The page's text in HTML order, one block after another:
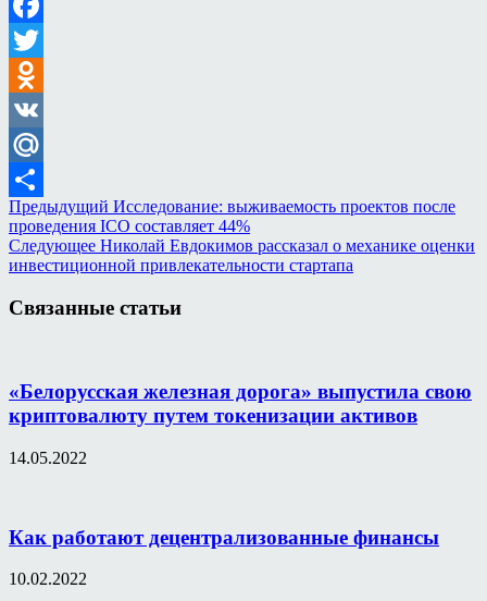
Facebook
Twitter
Odnoklassniki
VK
Mail.Ru
Отправить
Предыдущий Исследование: выживаемость проектов после
проведения ICO составляет 44%
Следующее Николай Евдокимов рассказал о механике оценки
инвестиционной привлекательности стартапа
Связанные статьи
«Белорусская железная дорога» выпустила свою
криптовалюту путем токенизации активов
14.05.2022
Как работают децентрализованные финансы
10.02.2022